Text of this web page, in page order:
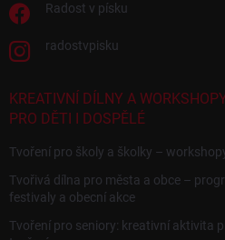
Radost v písku
radostvpisku
KREATIVNÍ DÍLNY A
PRO DĚTI I DOSPĚLÉ
Tvoření pro školy a školky –
Tvořivá dílna pro města a obce –
festivaly a obecní akce
Tvoření pro seniory: kreativní aktivita